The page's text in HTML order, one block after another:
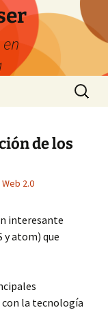
Buscar:
de los
Web 2.0
interesante
y atom) que
la tecnología